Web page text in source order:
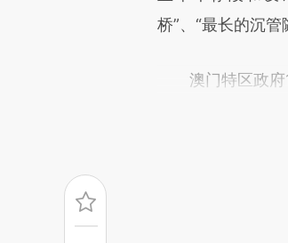
桥”、“最长的沉管
澳门特区政府